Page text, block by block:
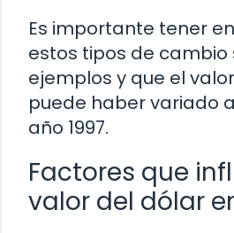
Es importante tener
estos tipos de cambio
ejemplos y que el
puede haber variado
año 1997.
Factores que
valor del dólar